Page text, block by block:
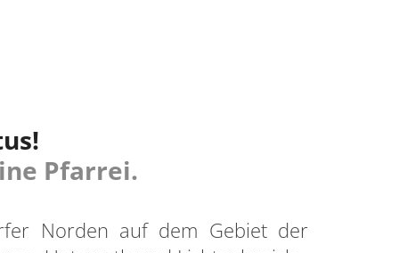
Pfarrei.
Norden auf dem Gebiet der